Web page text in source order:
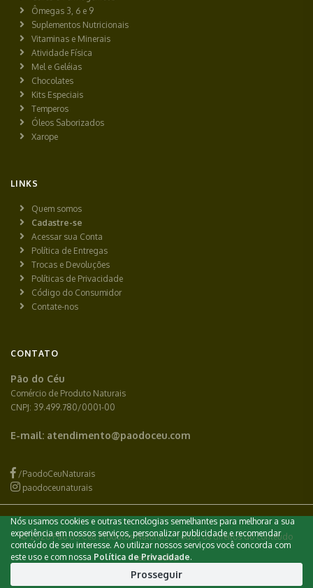
Ômegas 3, 6 e 9
Suplementos Nutricionais
Vitaminas e Minerais
Atividade Física
Mel e Geléias
Chocolates
Kits Especiais
Temperos
Óleos Saborizados
Xarope
LINKS
Quem somos
Cadastre-se
Acessar sua Conta
Política de Entregas
Trocas e Devoluções
Políticas de Privacidade
Código do Consumidor
Contate-nos
CONTATO
Pão do Céu
Comércio de Produto Naturais
CNPJ: 39.499.780/0001-00
E-mail: atendimento@paodoceu.com
/PaodoCeuNaturais
paodoceunaturais
© 2026 Pão do Céu Produtos Naturais - Todos os direitos do conteúdo
reservados.
Nós usamos cookies e outras tecnologias semelhantes para melhorar a sua
experiência em nossos serviços, personalizar publicidade e recomendar
conteúdo de seu interesse. Ao utilizar nossos serviços você concorda com
este uso e com nossa Política de Privacidade.
Prosseguir